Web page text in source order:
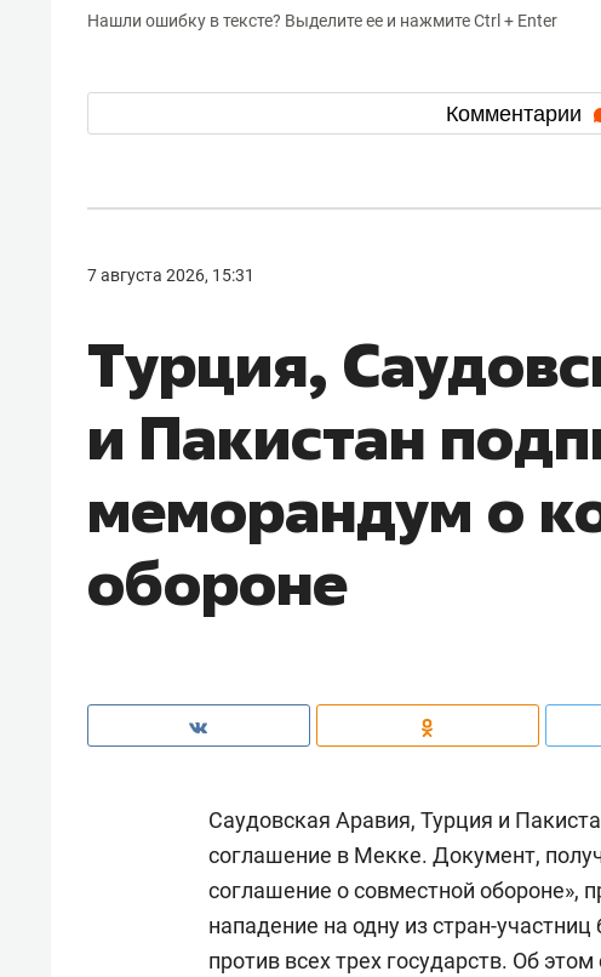
Нашли ошибку в тексте? Выделите ее и нажмите Ctrl + Enter
Комментарии
7 августа 2026, 15:31
Турция,
и Пакистан
меморандум о
обороне
Саудовская Аравия, Турция и
соглашение в Мекке. Документ,
соглашение о совместной обороне»,
нападение на одну из стран-
против всех трех государств. Об